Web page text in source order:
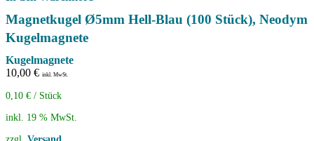
Magnetkugel Ø5mm Hell-Blau (100 Stück), Neodym
Kugelmagnete
Kugelmagnete
10,00 € inkl. MwSt.
0,10 € / Stück
inkl. 19 % MwSt.